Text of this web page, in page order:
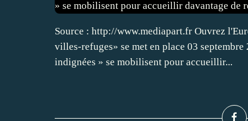
Source : http://www.mediapart.fr Ouvrez
villes-refuges» se met en place 03
indignées » se mobilisent pour accueillir...